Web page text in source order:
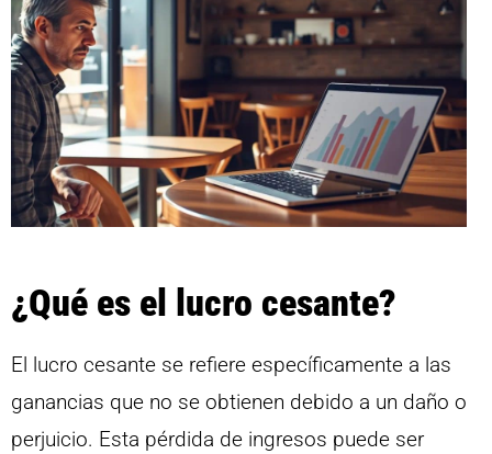
¿Qué es el lucro cesante?
El lucro cesante se refiere específicamente a las
ganancias que no se obtienen debido a un daño o
perjuicio. Esta pérdida de ingresos puede ser